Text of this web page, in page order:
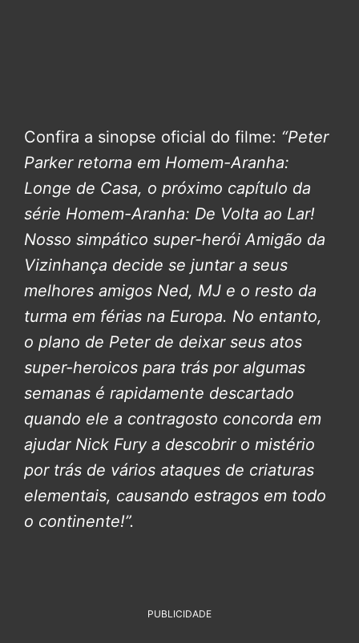
Confira a sinopse oficial do filme: “Peter
Parker retorna em Homem-Aranha:
Longe de Casa, o próximo capítulo da
série Homem-Aranha: De Volta ao Lar!
Nosso simpático super-herói Amigão da
Vizinhança decide se juntar a seus
melhores amigos Ned, MJ e o resto da
turma em férias na Europa. No entanto,
o plano de Peter de deixar seus atos
super-heroicos para trás por algumas
semanas é rapidamente descartado
quando ele a contragosto concorda em
ajudar Nick Fury a descobrir o mistério
por trás de vários ataques de criaturas
elementais, causando estragos em todo
o continente!”.
PUBLICIDADE